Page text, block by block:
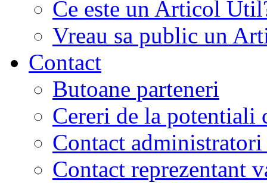
Ce este un Articol
Vreau sa public un
Contact
Butoane parteneri
Cereri de la potentiali
Contact
Contact reprezentant